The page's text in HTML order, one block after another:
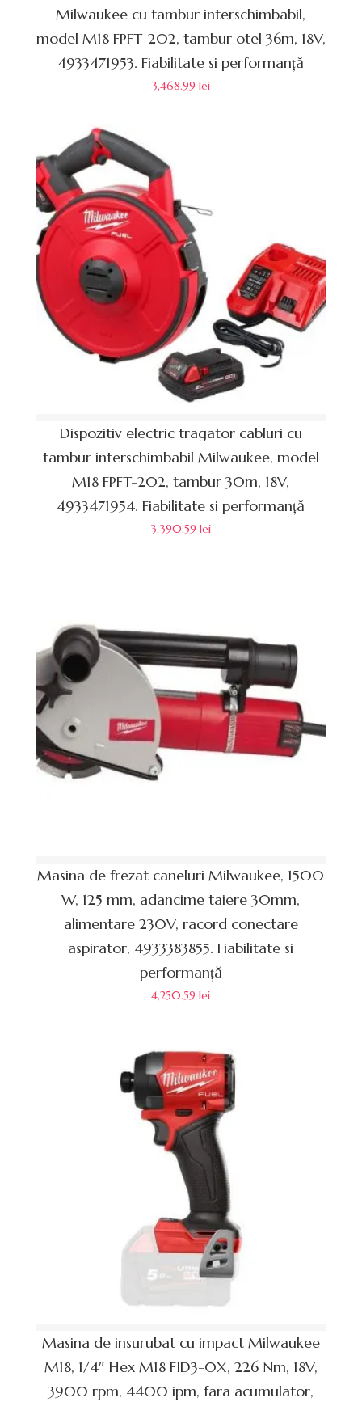
Milwaukee cu tambur interschimbabil,
model M18 FPFT-202, tambur otel 36m, 18V,
4933471953. Fiabilitate si performanță
3,468.99lei
Dispozitiv electric tragator cabluri cu
tambur interschimbabil Milwaukee, model
M18 FPFT-202, tambur 30m, 18V,
4933471954. Fiabilitate si performanță
3,390.59lei
Masina de frezat caneluri Milwaukee, 1500
W, 125 mm, adancime taiere 30mm,
alimentare 230V, racord conectare
aspirator, 4933383855. Fiabilitate si
performanță
4,250.59lei
Masina de insurubat cu impact Milwaukee
M18, 1/4″ Hex M18 FID3-0X, 226 Nm, 18V,
3900 rpm, 4400 ipm, fara acumulator,